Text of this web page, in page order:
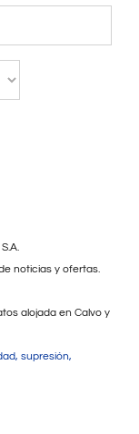
noticias y ofertas.
alojada en Calvo y
supresión,